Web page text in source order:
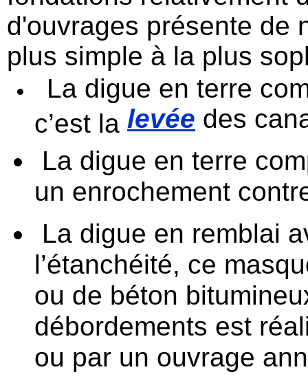
d'ouvrages présente de
plus simple à la plus
La digue en terre
c’est la levée des
La digue en terre
un enrochement
La digue en remblai
l’étanchéité, ce
ou de béton
débordements est
ou par un ouvrage